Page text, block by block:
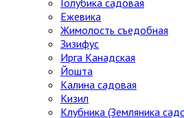
Ежевика
Жимолость съедобная
Зизифус
Ирга Канадская
Йошта
Калина садовая
Кизил
Клубника (Земляника